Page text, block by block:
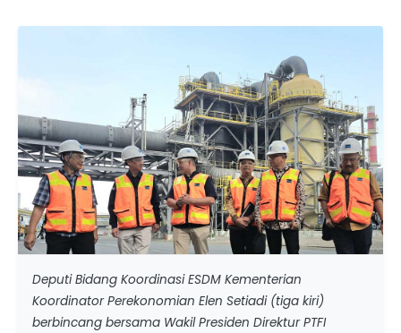
Deputi Bidang Koordinasi ESDM Kementerian
Koordinator Perekonomian Elen Setiadi (tiga kiri)
berbincang bersama Wakil Presiden Direktur PTFI